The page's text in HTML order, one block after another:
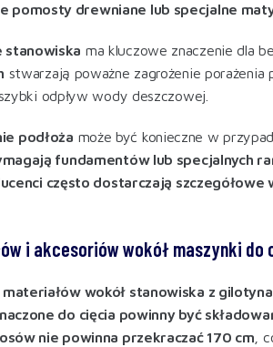
pomosty drewniane lub specjalne
stanowiska ma kluczowe znaczenie dla
stwarzają poważne zagrożenie porażenia
odpływ wody deszczowej.
podłoża może być konieczne w
fundamentów lub specjalnych
często dostarczają
i akcesoriów wokół maszynki do
wokół stanowiska z
do cięcia powinny być
nie powinna przekraczać 170 cm ,